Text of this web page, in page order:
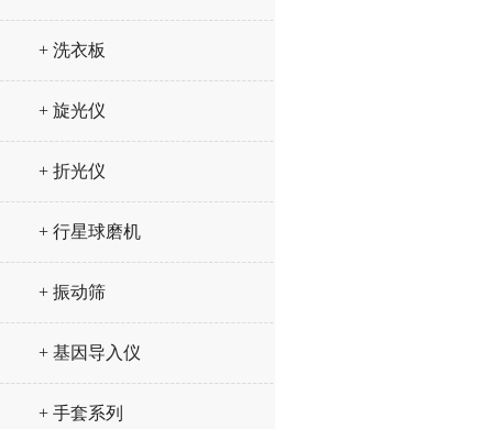
+ 洗衣板
+ 旋光仪
+ 折光仪
+ 行星球磨机
+ 振动筛
+ 基因导入仪
+ 手套系列